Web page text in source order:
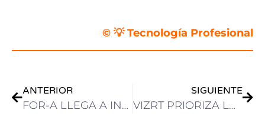
© 💡 Tecnología Profesional
ANTERIOR
FOR-A LLEGA A INFOCOMM 2025 CON LA NUEVA TECNOLOGÍA MATIX DE ALFALITE
SIGUIENTE
VIZRT PRIORIZA LA EXPERIENCIA Y EL ENGAGAMENT DE LAS AUDIENCIAS DURANTE INFOCOMM 2025